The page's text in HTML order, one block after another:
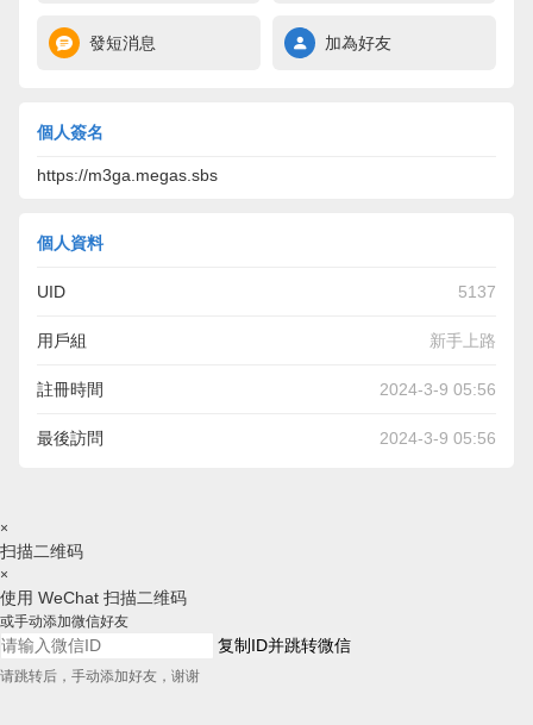
發短消息 加為好友
個人簽名
https://m3ga.megas.sbs
個人資料
UID 5137
用戶組 新手上路
註冊時間 2024-3-9 05:56
最後訪問 2024-3-9 05:56
×
扫描二维码
×
使用 WeChat 扫描二维码
或手动添加微信好友
复制ID并跳转微信
请跳转后，手动添加好友，谢谢